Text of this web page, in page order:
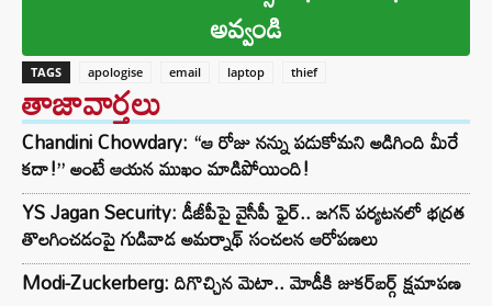
అవ్వండి
TAGS apologise email laptop thief
తాజావార్తలు
Chandini Chowdary: “ఆ రోజు నన్ను పడుకోమని అడిగింది మీరే
కదా!” అంటే ఆయన ముఖం మాడిపోయింది!
YS Jagan Security: డీజీపీపై వైసీపీ ఫైర్.. జగన్ పర్యటనలో భద్రత
తొలగించడంపై గుడివాడ అమర్నాథ్ సంచలన ఆరోపణలు
Modi-Zuckerberg: దిగొచ్చిన మెటా.. మోడీకి జుకర్‌బర్గ్ క్షమాపణ